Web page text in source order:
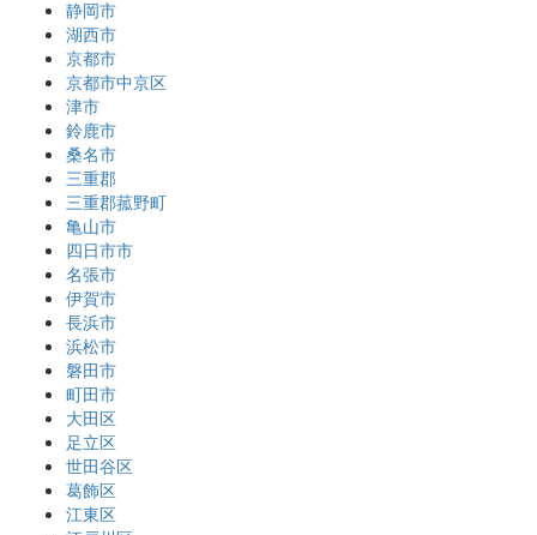
静岡市
湖西市
京都市
京都市中京区
津市
鈴鹿市
桑名市
三重郡
三重郡菰野町
亀山市
四日市市
名張市
伊賀市
長浜市
浜松市
磐田市
町田市
大田区
足立区
世田谷区
葛飾区
江東区